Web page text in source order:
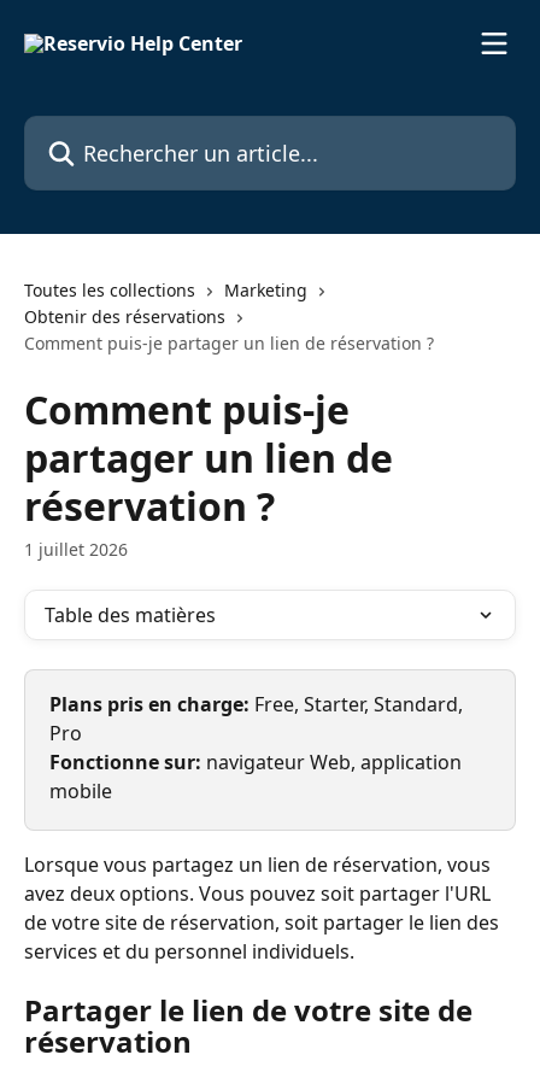
Rechercher un article...
Toutes les collections
Marketing
Obtenir des réservations
Comment puis-je partager un lien de réservation ?
Comment puis-je
partager un lien de
réservation ?
1 juillet 2026
Table des matières
Plans pris en charge: Free, Starter, Standard,
Pro
Fonctionne sur: navigateur Web, application
mobile
Lorsque vous partagez un lien de réservation, vous
avez deux options. Vous pouvez soit partager l'URL
de votre site de réservation, soit partager le lien des
services et du personnel individuels.
Partager le lien de votre site de
réservation